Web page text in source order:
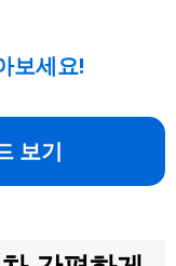
보세요!
보기